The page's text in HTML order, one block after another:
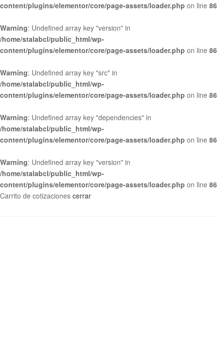
content/plugins/elementor/core/page-assets/loader.php on line 86
Warning: Undefined array key "version" in
/home/stalabcl/public_html/wp-
content/plugins/elementor/core/page-assets/loader.php on line 86
Warning: Undefined array key "src" in
/home/stalabcl/public_html/wp-
content/plugins/elementor/core/page-assets/loader.php on line 86
Warning: Undefined array key "dependencies" in
/home/stalabcl/public_html/wp-
content/plugins/elementor/core/page-assets/loader.php on line 86
Warning: Undefined array key "version" in
/home/stalabcl/public_html/wp-
content/plugins/elementor/core/page-assets/loader.php on line 86
Carrito de cotizaciones cerrar